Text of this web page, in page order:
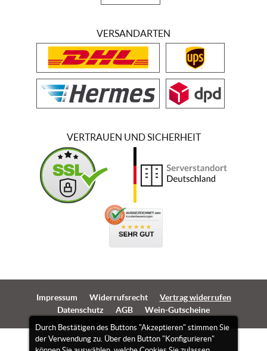
Durch Bestätigen des Buttons "Akzeptieren" stimmen Sie
der Verwendung zu. Über den Button "Konfigurieren"
VERSANDARTEN
VERTRAUEN UND SICHERHEIT
Impressum Widerrufsrecht
Vertrag widerrufen
Datenschutz
AGB Wein-Gutscheine